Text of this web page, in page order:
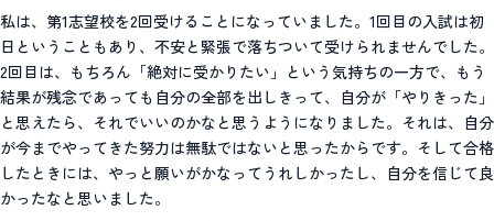
私は、第1志望校を2回受けることになっていました。1回目の入試は初
日ということもあり、不安と緊張で落ちついて受けられませんでした。
2回目は、もちろん「絶対に受かりたい」という気持ちの一方で、もう
結果が残念であっても自分の全部を出しきって、自分が「やりきった」
と思えたら、それでいいのかなと思うようになりました。それは、自分
が今までやってきた努力は無駄ではないと思ったからです。そして合格
したときには、やっと願いがかなってうれしかったし、自分を信じて良
かったなと思いました。